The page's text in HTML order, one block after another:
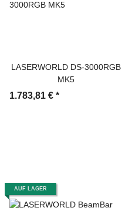
LASERWORLD DS-3000RGB
MK5
1.783,81 € *
AUF LAGER